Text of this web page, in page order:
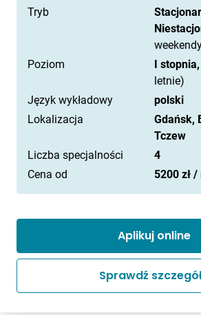
Tryb
Poziom
I
letnie)
Język wykładowy
polski
Lokalizacja
Gdańsk,
Tczew
Liczba specjalności
4
Cena od
5200 zł
Aplikuj online
Sprawdź